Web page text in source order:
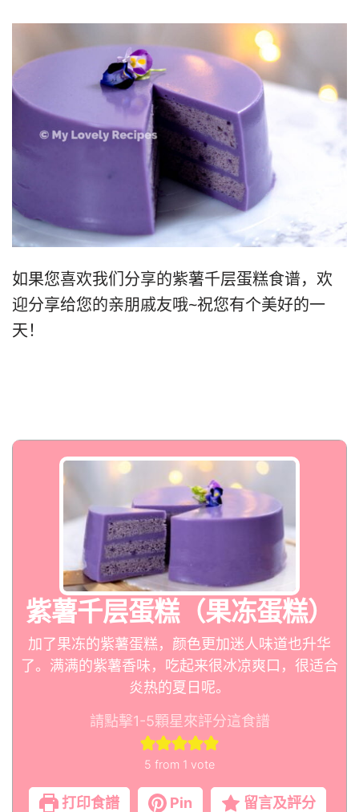
如果您喜欢我们分享的紫薯千层蛋糕食谱，欢
迎分享给您的亲朋戚友哦~祝您有个美好的一
天！
紫薯千层蛋糕（果冻蛋糕）
加了果冻的紫薯蛋糕，颜色更加迷人味道也升华
了。满满的紫薯香味，吃起来很冰凉爽口，很适合
炎热的夏日呢。
請點擊1-5顆星來評分這食譜
5 from 1 vote
打印食譜 Pin 留言及評分